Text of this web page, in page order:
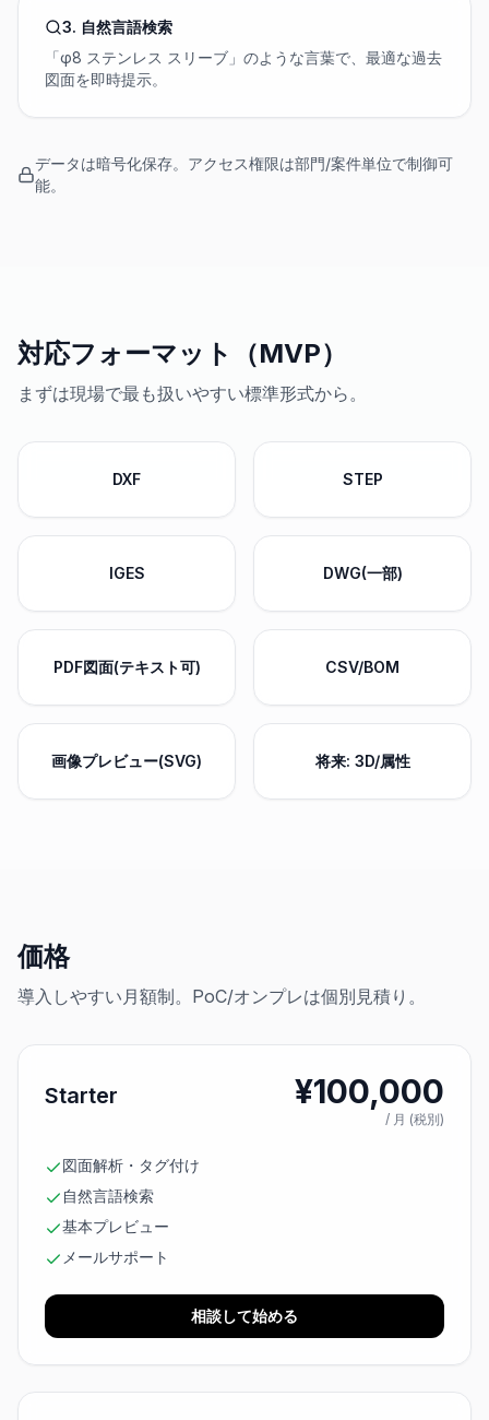
3. 自然言語検索
「φ8 ステンレス スリーブ」のような言葉で、最適な過去
図面を即時提示。
データは暗号化保存。アクセス権限は部門/案件単位で制御可
能。
対応フォーマット（MVP）
まずは現場で最も扱いやすい標準形式から。
DXF STEP
IGES DWG(一部)
PDF図面(テキスト可) CSV/BOM
画像プレビュー(SVG) 将来: 3D/属性
価格
導入しやすい月額制。PoC/オンプレは個別見積り。
Starter ¥100,000
/ 月 (税別)
図面解析・タグ付け
自然言語検索
基本プレビュー
メールサポート
相談して始める